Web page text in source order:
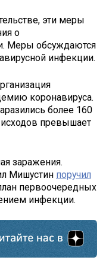
эти меры
о
Меры обсуждаются
инфекции.
коронавируса.
более 160
исходов превышает
заражения.
Мишустин поручил
первоочередных
инфекции.